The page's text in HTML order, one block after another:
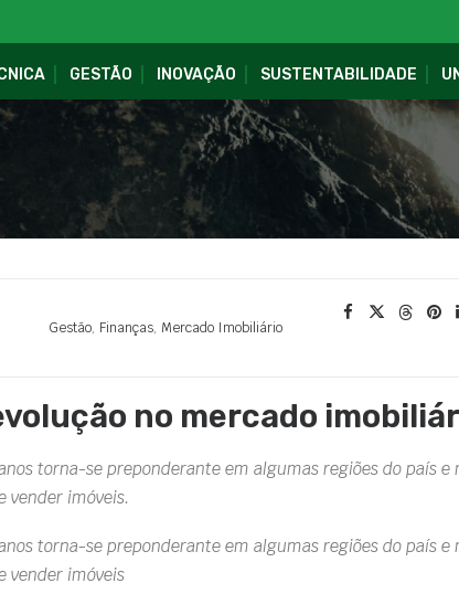
GESTÃO INOVAÇÃO SUSTENTABILIDADE
Gestão, Finanças, Mercado Imobiliário
no mercado
torna-se preponderante em algumas regiões do país e
vender imóveis.
torna-se preponderante em algumas regiões do país e
vender imóveis